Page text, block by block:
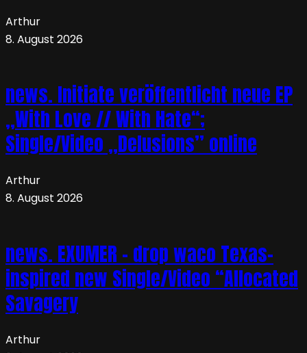
Arthur
8. August 2026
news. Initiate veröffentlicht neue EP
„With Love // With Hate“;
Single/Video „Delusions” online
Arthur
8. August 2026
news. EXUMER – drop waco Texas-
inspired new Single/Video “Allocated
Savagery
Arthur